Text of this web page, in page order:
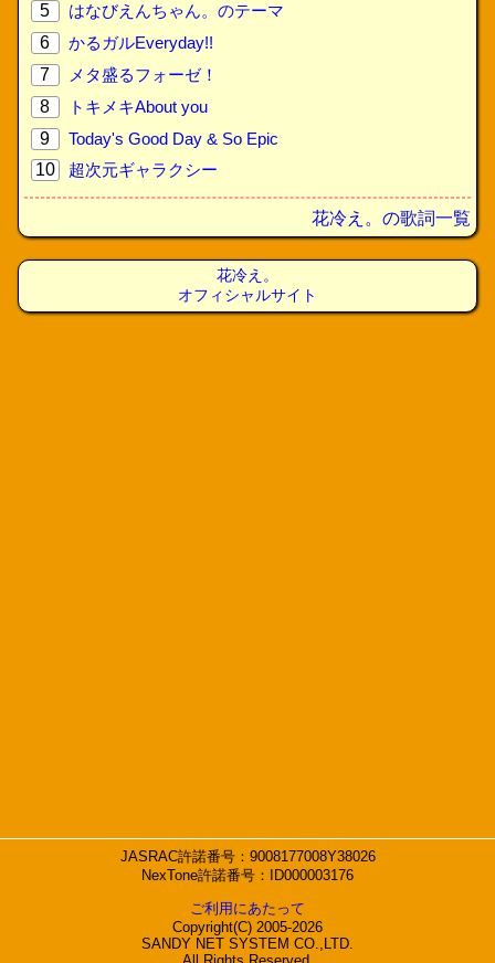
5
はなびえんちゃん。のテーマ
6
かるガルEveryday!!
7
メタ盛るフォーゼ！
8
トキメキAbout you
9
Today's Good Day & So Epic
10
超次元ギャラクシー
花冷え。の歌詞一覧
花冷え。
オフィシャルサイト
JASRAC許諾番号：9008177008Y38026
NexTone許諾番号：ID000003176
ご利用にあたって
Copyright(C) 2005-2026
SANDY NET SYSTEM CO.,LTD.